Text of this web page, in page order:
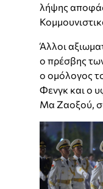
λήψης
Άλλοι
ο πρέσβης
ο ομόλογος
Φενγκ και ο
Μα Ζαοξού,